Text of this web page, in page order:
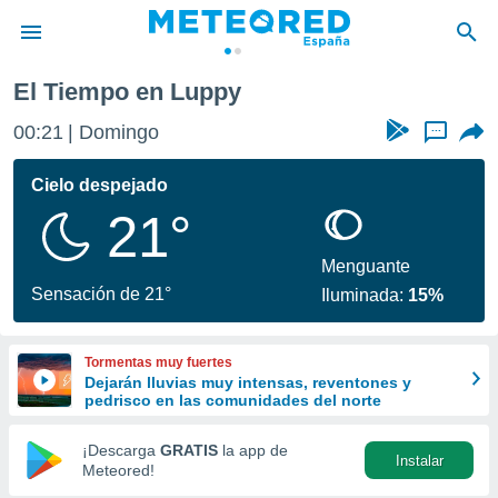
de
por
se
calidad.
a este
las
y
forma
digital
basada
El Tiempo en Luppy
00:21 Domingo ...
Cielo despejado
21°
Sensación de 21°
Menguante
Iluminada: 15%
Tormentas muy fuertes
Dejarán lluvias muy intensas, reventones y
pedrisco en las comunidades del norte
¡Descarga GRATIS la app de
Meteored!
Instalar